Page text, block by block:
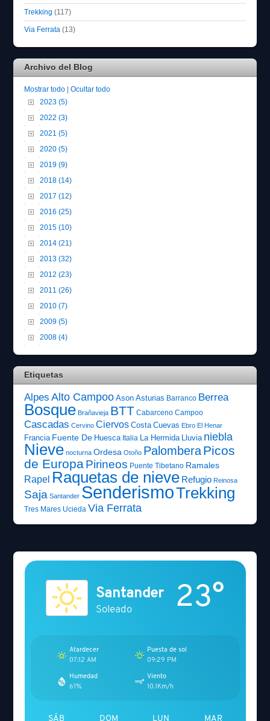
Trekking (117)
Via Ferrata (13)
Archivo del Blog
Mostrar todo |Ocultar todo
2023 (5)
2022 (3)
2021 (5)
2020 (5)
2019 (9)
2018 (14)
2017 (12)
2016 (25)
2015 (10)
2014 (21)
2013 (32)
2012 (23)
2011 (26)
2010 (7)
2009 (5)
2008 (4)
Etiquetas
Alpes Alto Campoo Ason Asturias Barranco Berrea
Bosque Brañavieja BTT Cabarceno Campoo
Cascadas Cervino Ciervos Costa Cuevas Ebro El Henar
Francia Fuente De Huesca Italia La Hermida Lluvia niebla
Nieve nocturna Ordesa Otoño PalomberaPicos
de EuropaPirineos Puente Tibetano Ramales
Rapel Raquetas de nieve Refugio Reinosa
Saja Santander SenderismoTrekking
Tres Mares Ucieda Via Ferrata
Santander
Soleado 23°
Atardecer
07:12 AM
Puesta de sol
09:29 PM
Humedad
61%
Viento
10.1Km/h
SÁB DOM LUN MAR